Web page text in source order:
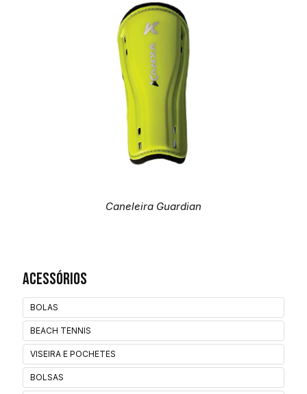
Acessórios
BOLAS
BEACH TENNIS
VISEIRA E POCHETES
BOLSAS
Caneleira Guardian